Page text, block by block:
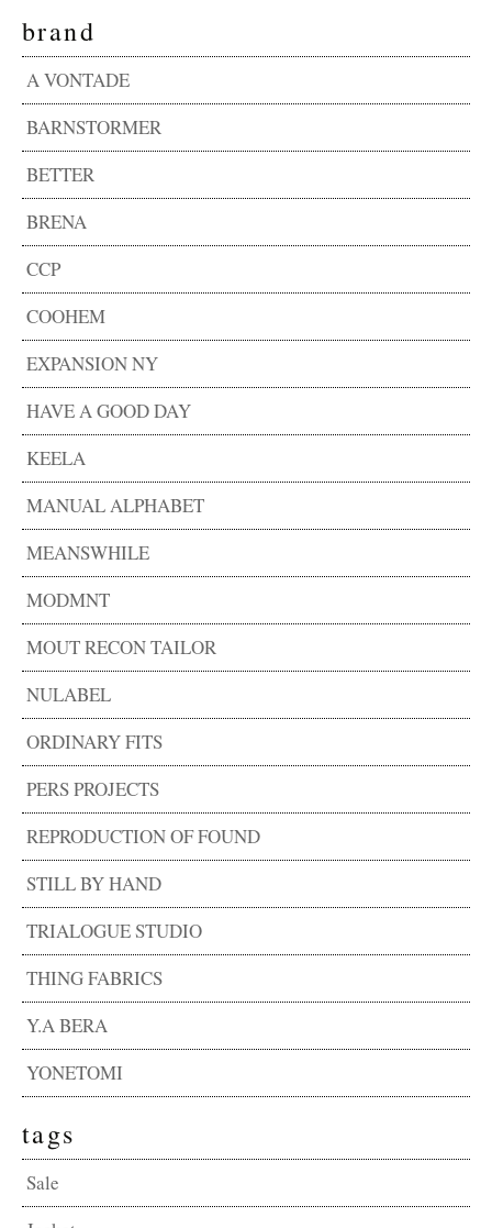
brand
A VONTADE
BARNSTORMER
BETTER
BRENA
CCP
COOHEM
EXPANSION NY
HAVE A GOOD DAY
KEELA
MANUAL ALPHABET
MEANSWHILE
MODMNT
MOUT RECON TAILOR
NULABEL
ORDINARY FITS
PERS PROJECTS
REPRODUCTION OF FOUND
STILL BY HAND
TRIALOGUE STUDIO
THING FABRICS
Y.A BERA
YONETOMI
tags
Sale